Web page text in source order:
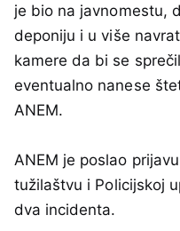
je bio na javnomestu,
deponiju i u više
kamere da bi se
eventualno nanese
ANEM.
ANEM je poslao
tužilaštvu i Policijskoj
dva incidenta.